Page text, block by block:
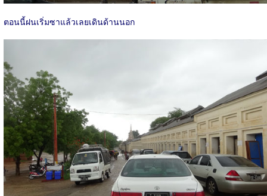
ตอนนี้ฝนเริ่มซาแล้วเลยเดินด้านนอก